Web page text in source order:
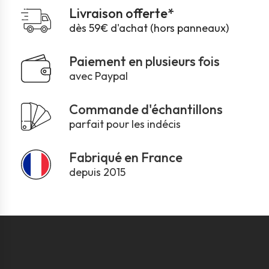
Livraison offerte*
dès 59€ d'achat (hors panneaux)
Paiement en plusieurs fois
avec Paypal
Commande d'échantillons
parfait pour les indécis
Fabriqué en France
depuis 2015